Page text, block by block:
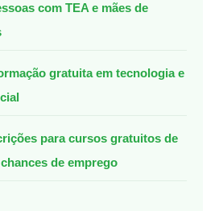
com TEA e mães de
gratuita em tecnologia e
para cursos gratuitos de
de emprego